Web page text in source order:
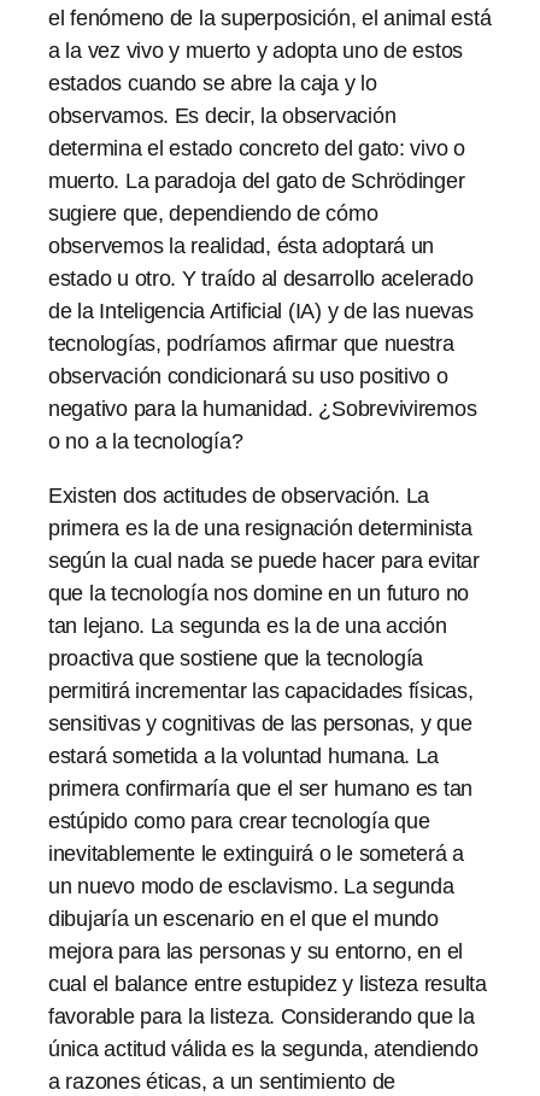
el fenómeno de la superposición, el animal está
a la vez vivo y muerto y adopta uno de estos
estados cuando se abre la caja y lo
observamos. Es decir, la observación
determina el estado concreto del gato: vivo o
muerto. La paradoja del gato de Schrödinger
sugiere que, dependiendo de cómo
observemos la realidad, ésta adoptará un
estado u otro. Y traído al desarrollo acelerado
de la Inteligencia Artificial (IA) y de las nuevas
tecnologías, podríamos afirmar que nuestra
observación condicionará su uso positivo o
negativo para la humanidad. ¿Sobreviviremos
o no a la tecnología?
Existen dos actitudes de observación. La
primera es la de una resignación determinista
según la cual nada se puede hacer para evitar
que la tecnología nos domine en un futuro no
tan lejano. La segunda es la de una acción
proactiva que sostiene que la tecnología
permitirá incrementar las capacidades físicas,
sensitivas y cognitivas de las personas, y que
estará sometida a la voluntad humana. La
primera confirmaría que el ser humano es tan
estúpido como para crear tecnología que
inevitablemente le extinguirá o le someterá a
un nuevo modo de esclavismo. La segunda
dibujaría un escenario en el que el mundo
mejora para las personas y su entorno, en el
cual el balance entre estupidez y listeza resulta
favorable para la listeza. Considerando que la
única actitud válida es la segunda, atendiendo
a razones éticas, a un sentimiento de